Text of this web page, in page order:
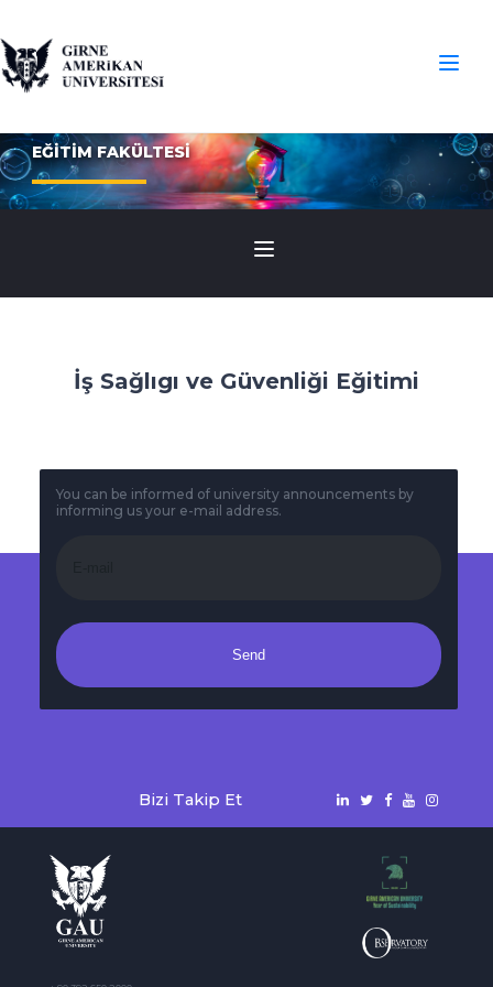
EĞİTİM FAKÜLTESİ
İş Sağlıgı ve Güvenliği Eğitimi
You can be informed of university announcements by
informing us your e-mail address.
Send
Bizi Takip Et